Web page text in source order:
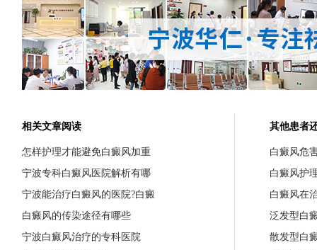
相关文章阅读
怎样护理才能避免白癜风加重
宁波专科白癜风医院解析有哪
宁波能治疗白癜风的医院?白癜
白癜风的传染途径有哪些
宁波白癜风治疗的专科医院
其他患者
白癜风危
白癜风护
白癜风在
泛发型白
散发型白